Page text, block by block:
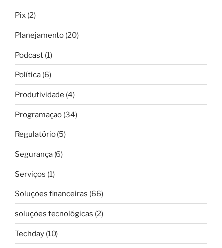
Pix (2)
Planejamento (20)
Podcast (1)
Política (6)
Produtividade (4)
Programação (34)
Regulatório (5)
Segurança (6)
Serviços (1)
Soluções financeiras (66)
soluções tecnológicas (2)
Techday (10)